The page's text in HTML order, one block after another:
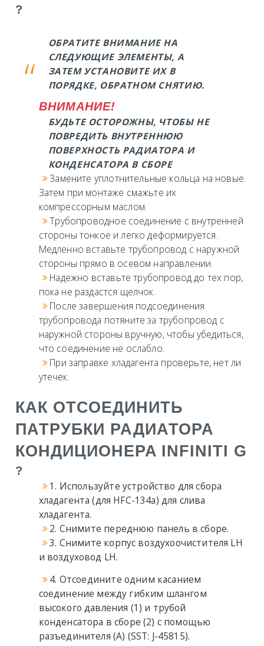
?
ОБРАТИТЕ ВНИМАНИЕ НА
СЛЕДУЮЩИЕ ЭЛЕМЕНТЫ, А
ЗАТЕМ УСТАНОВИТЕ ИХ В
ПОРЯДКЕ, ОБРАТНОМ СНЯТИЮ.
ВНИМАНИЕ!
БУДЬТЕ ОСТОРОЖНЫ, ЧТОБЫ НЕ
ПОВРЕДИТЬ ВНУТРЕННЮЮ
ПОВЕРХНОСТЬ РАДИАТОРА И
КОНДЕНСАТОРА В СБОРЕ
Замените уплотнительные кольца на новые.
Затем при монтаже смажьте их
компрессорным маслом.
Трубопроводное соединение с внутренней
стороны тонкое и легко деформируется.
Медленно вставьте трубопровод с наружной
стороны прямо в осевом направлении.
Надежно вставьте трубопровод до тех пор,
пока не раздастся щелчок.
После завершения подсоединения
трубопровода потяните за трубопровод с
наружной стороны вручную, чтобы убедиться,
что соединение не ослабло.
При заправке хладагента проверьте, нет ли
утечек.
КАК ОТСОЕДИНИТЬ
ПАТРУБКИ РАДИАТОРА
КОНДИЦИОНЕРА INFINITI G
?
1. Используйте устройство для сбора
хладагента (для HFC-134a) для слива
хладагента.
2. Снимите переднюю панель в сборе.
3. Снимите корпус воздухоочистителя LH
и воздуховод LH.
4. Отсоедините одним касанием
соединение между гибким шлангом
высокого давления (1) и трубой
конденсатора в сборе (2) с помощью
разъединителя (A) (SST: J-45815).